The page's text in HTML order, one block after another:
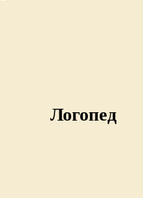
Логопед